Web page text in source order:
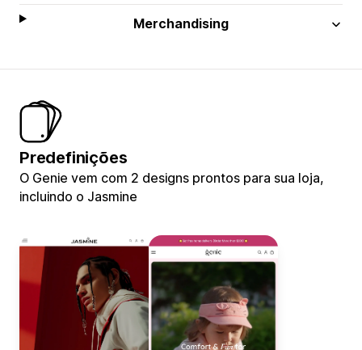
Merchandising
Predefinições
O Genie vem com 2 designs prontos para sua loja,
incluindo o Jasmine